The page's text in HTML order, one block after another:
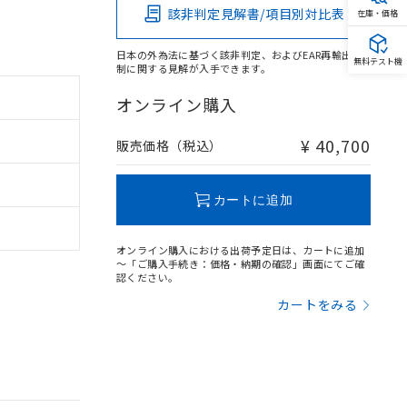
該非判定見解書/項目別対比表
日本の外為法に基づく該非判定、およびEAR再輸出規
制に関する見解が入手できます。
オンライン購入
販売価格（税込） ¥ 40,700
カートに追加
オンライン購入における出荷予定日は、カートに追加
～「ご購入手続き：価格・納期の確認」画面にてご確
認ください。
カートをみる
在庫・価格
無料テスト機